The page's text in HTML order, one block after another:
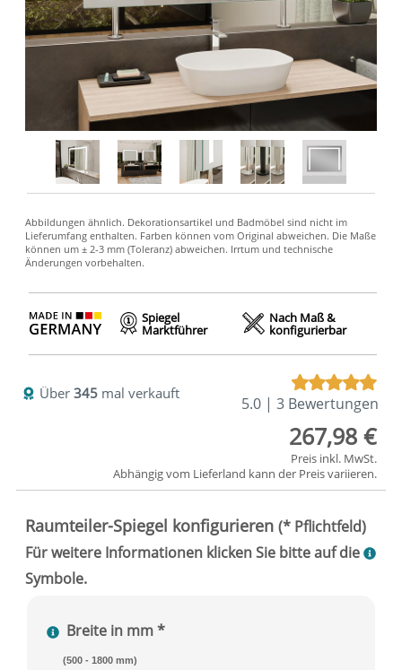
Spiegel
Marktführer
Nach Maß &
konfigurierbar
Über 345 mal verkauft
5.0 | 3 Bewertungen
267,98 €
Preis inkl. MwSt.
Abhängig vom Lieferland kann der Preis variieren.
Breite in mm *
(500 - 1800 mm)